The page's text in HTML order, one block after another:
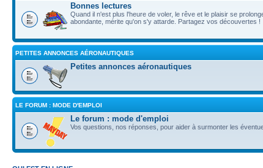
Bonnes lectures
Quand il n'est plus l'heure de voler, le rêve et le plaisir se
abondante, mérite qu'on s'y attarde. Partagez vos découvertes !
PETITES ANNONCES AÉRONAUTIQUES
Petites annonces aéronautiques
LE FORUM : MODE D'EMPLOI
Le forum : mode d'emploi
Vos questions, nos réponses, pour aider à surmonter les